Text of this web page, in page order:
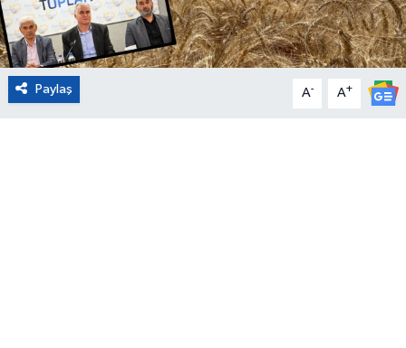
Paylaş A- A+
Turizm
Çevre
Kültür ve Sanat